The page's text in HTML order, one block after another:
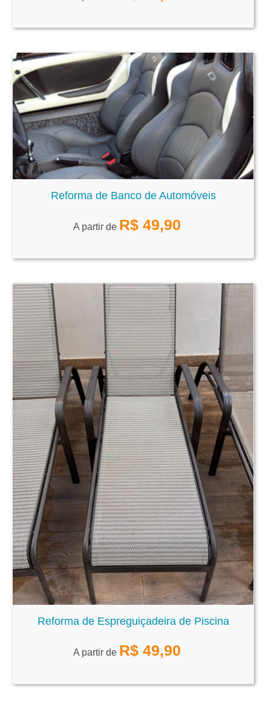
Reforma de Banco de Automóveis
A partir de R$ 49,90
Reforma de Espreguiçadeira de Piscina
A partir de R$ 49,90